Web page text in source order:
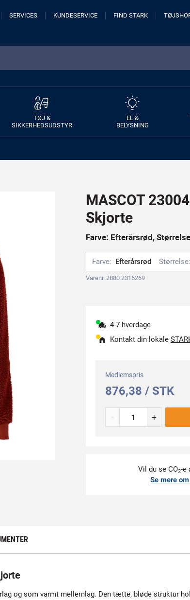
SERVICES KUNDESERVICE FIND STARK
TØJ &
SIKKERHEDSUDSTYR
EL &
BELYSNING
MASCOT
Skjorte
Farve: Efterårsrød,
Farve: Efterårsrød Størrelse:
Varenr. 2880 2316269
4-7 hverdage
Kontakt din lokale
Medlemspris
876,38 / STK
- +
Vil du se CO2-e
Se mere
og som varmt mellemlag. Den tætte, bløde struktur